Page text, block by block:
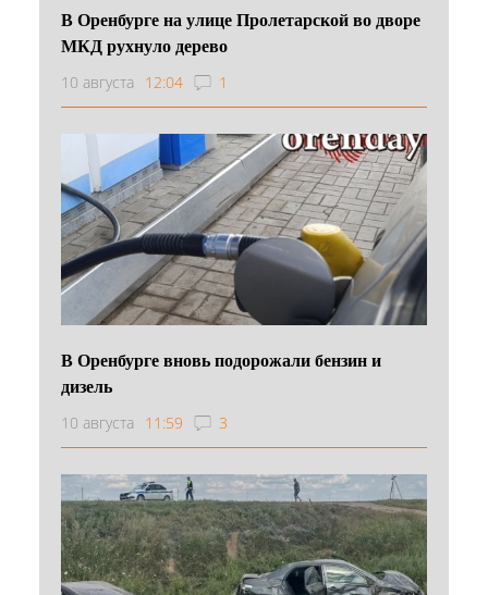
В Оренбурге на улице Пролетарской во дворе
МКД рухнуло дерево
10 августа 12:04 1
В Оренбурге вновь подорожали бензин и
дизель
10 августа 11:59 3